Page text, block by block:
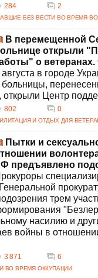
Операции
и других
репрессиям.
жилыми домами в
отказавшись
гуманитарную
жилья и перспектив на
области испытывает
властей, включая
российских
пространстве. Это
и приводит к усилению
топливного кризиса
оккупированных
удорожанию
регионах.
резкое подорожание
ситуации в
человека в
284 2
БЕЗ ВЕСТИ ВО ВРЕМЯ
В перемещенной
открыли
о
в городе
больницы,
Центр
802 0
И ОТДЫХ ДЛЯ
Пытки и
предъявлено
трем
насилию и
войны в
3 871 6
ВО ВРЕМЯ ОККУПАЦИИ